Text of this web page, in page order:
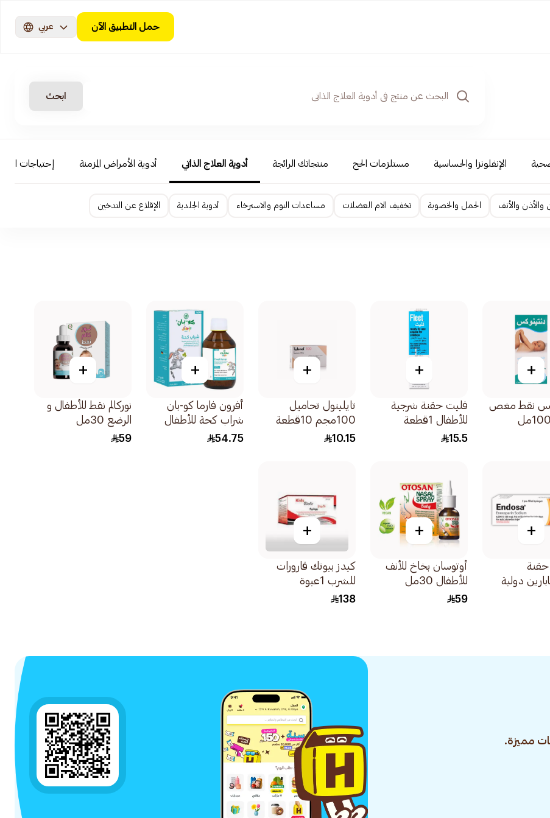
حمل التطبيق الآن عربي
ابحث
الإنفلونزا والحساسية مستلزمات الحج منتجاتك الرائجة أدوية العلاج الذاتي أدوية الأمراض المزمنة إحتياجات
والأذن والأنف الحمل والخصوبة تخفيف الام العضلات مساعدات النوم والاسترخاء أدوية الجلدية الإقلاع عن التدخين
+
نقط مغص
+
فليت حقنة شرجية
للأطفال 1قطعة
15.5
+
تايلينول تحاميل
100مجم 10قطعة
10.15
+
أفرون فارما كو-بان
شراب كحة للأطفال
خالي من السكر 100مل
54.75
+
نوركالم نقط للأطفال و
الرضع 30مل
59
+
حقنة
دولية
+
أوتوسان بخاخ للأنف
للأطفال 30مل
59
+
كيدز بيوتك قارورات
للشرب 1عبوة
138
مميزة.